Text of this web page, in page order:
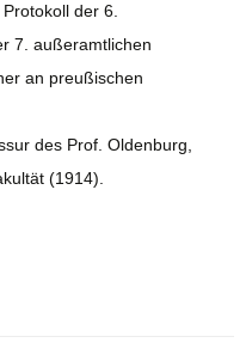
der 6.
7. außeramtlichen
an preußischen
des Prof. Oldenburg,
(1914).